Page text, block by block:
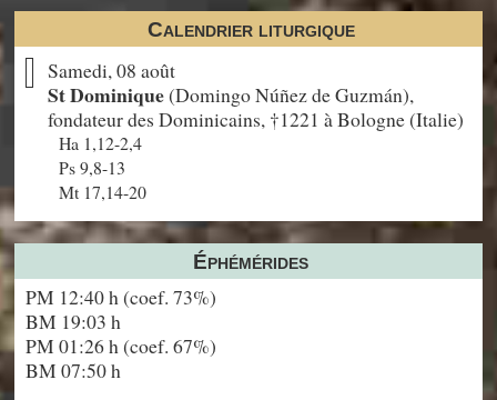
Calendrier liturgique
Samedi, 08 août
St Dominique(Domingo Núñez de Guzmán),
fondateur des Dominicains, †1221 à Bologne (Italie)
Ha 1,12-2,4
Ps 9,8-13
Mt 17,14-20
Éphémérides
PM 12:40 h (coef. 73%)
BM 19:03 h
PM 01:26 h (coef. 67%)
BM 07:50 h